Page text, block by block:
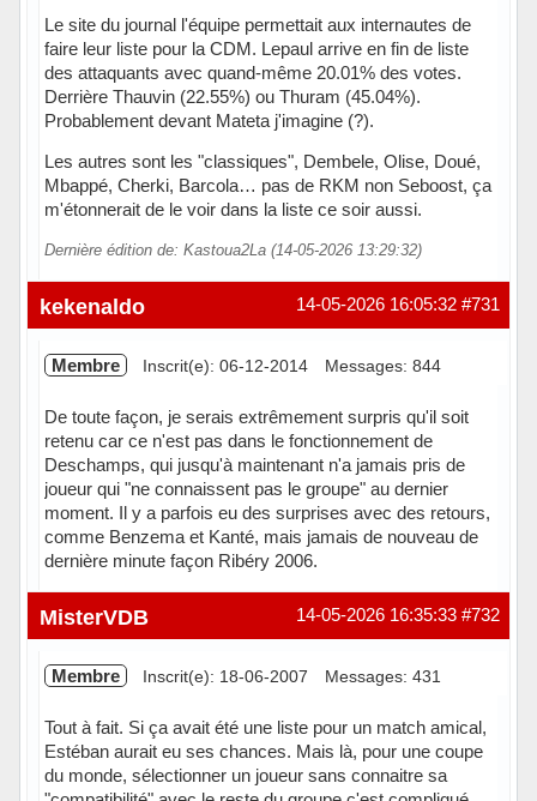
Le site du journal l'équipe permettait aux internautes de
faire leur liste pour la CDM. Lepaul arrive en fin de liste
des attaquants avec quand-même 20.01% des votes.
Derrière Thauvin (22.55%) ou Thuram (45.04%).
Probablement devant Mateta j'imagine (?).
Les autres sont les "classiques", Dembele, Olise, Doué,
Mbappé, Cherki, Barcola… pas de RKM non Seboost, ça
m'étonnerait de le voir dans la liste ce soir aussi.
Dernière édition de: Kastoua2La (14-05-2026 13:29:32)
Hors ligne #731
14-05-2026 16:05:32
kekenaldo
Membre Inscrit(e): 06-12-2014 Messages: 844
De toute façon, je serais extrêmement surpris qu'il soit
retenu car ce n'est pas dans le fonctionnement de
Deschamps, qui jusqu'à maintenant n'a jamais pris de
joueur qui "ne connaissent pas le groupe" au dernier
moment. Il y a parfois eu des surprises avec des retours,
comme Benzema et Kanté, mais jamais de nouveau de
dernière minute façon Ribéry 2006.
En ligne #732
14-05-2026 16:35:33
MisterVDB
Membre Inscrit(e): 18-06-2007 Messages: 431
Tout à fait. Si ça avait été une liste pour un match amical,
Estéban aurait eu ses chances. Mais là, pour une coupe
du monde, sélectionner un joueur sans connaitre sa